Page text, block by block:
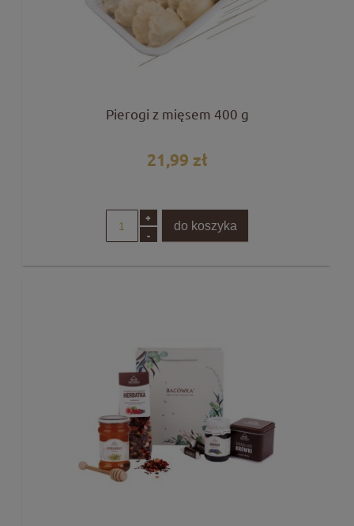
Pierogi z mięsem 400 g
21,99 zł
+
-
do koszyka